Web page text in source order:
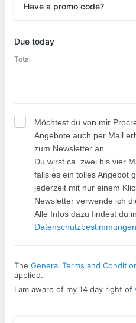
Have a promo code?
Due today
Total
Möchtest du von mir
Angebote auch per Mail
zum Newsletter an.
Du wirst ca. zwei bis vier
falls es ein tolles Angebot
jederzeit mit nur einem
Newsletter verwende ich
Alle Infos dazu findest du
Datenschutzbestimmungen
The General Terms and
applied.
I am aware of my 14 day right of